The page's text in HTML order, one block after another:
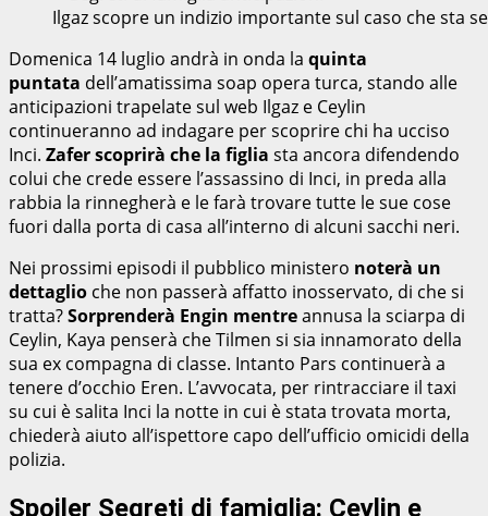
Ilgaz scopre un indizio importante sul caso che sta
Domenica 14 luglio andrà in onda la quinta
puntata dell’amatissima soap opera turca, stando alle
anticipazioni trapelate sul web Ilgaz e Ceylin
continueranno ad indagare per scoprire chi ha ucciso
Inci. Zafer scoprirà che la figlia sta ancora difendendo
colui che crede essere l’assassino di Inci, in preda alla
rabbia la rinnegherà e le farà trovare tutte le sue cose
fuori dalla porta di casa all’interno di alcuni sacchi neri.
Nei prossimi episodi il pubblico ministero noterà un
dettaglio che non passerà affatto inosservato, di che si
tratta?Sorprenderà Engin mentreannusa la sciarpa di
Ceylin, Kaya penserà che Tilmen si sia innamorato della
sua ex compagna di classe. Intanto Pars continuerà a
tenere d’occhio Eren. L’avvocata, per rintracciare il taxi
su cui è salita Inci la notte in cui è stata trovata morta,
chiederà aiuto all’ispettore capo dell’ufficio omicidi della
polizia.
Spoiler Segreti di famiglia: Ceylin e